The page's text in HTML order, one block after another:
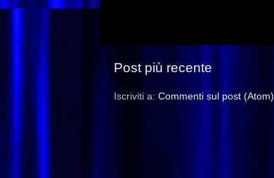
Post più recente
Iscriviti a: Commenti sul post (Atom)